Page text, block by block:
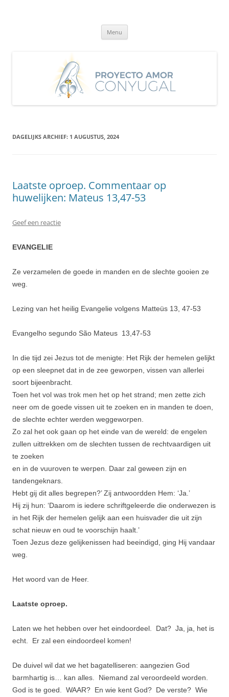
Menu
DAGELIJKS ARCHIEF: 1 AUGUSTUS, 2024
Laatste oproep. Commentaar op
huwelijken: Mateus 13,47-53
Geef een reactie
EVANGELIE
Ze verzamelen de goede in manden en de slechte gooien ze
weg.
Lezing van het heilig Evangelie volgens Matteüs 13, 47-53
Evangelho segundo São Mateus 13,47-53
In die tijd zei Jezus tot de menigte: Het Rijk der hemelen gelijkt
op een sleepnet dat in de zee geworpen, vissen van allerlei
soort bijeenbracht.
Toen het vol was trok men het op het strand; men zette zich
neer om de goede vissen uit te zoeken en in manden te doen,
de slechte echter werden weggeworpen.
Zo zal het ook gaan op het einde van de wereld: de engelen
zullen uittrekken om de slechten tussen de rechtvaardigen uit
te zoeken
en in de vuuroven te werpen. Daar zal geween zijn en
tandenge­knars.
Hebt gij dit alles begrepen?’ Zij antwoordden Hem: ‘Ja.’
Hij zij hun: ‘Daarom is iedere schriftge­leerde die onderwezen is
in het Rijk der hemelen gelijk aan een huisvader die uit zijn
schat nieuw en oud te voorschijn haalt.’
Toen Jezus deze gelijke­nissen had beeindigd, ging Hij vandaar
weg.
Het woord van de Heer.
Laatste oproep.
Laten we het hebben over het eindoordeel. Dat? Ja, ja, het is
echt. Er zal een eindoordeel komen!
De duivel wil dat we het bagatelliseren: aangezien God
barmhartig is… kan alles. Niemand zal veroordeeld worden.
God is te goed. WAAR? En wie kent God? De verste? Wie